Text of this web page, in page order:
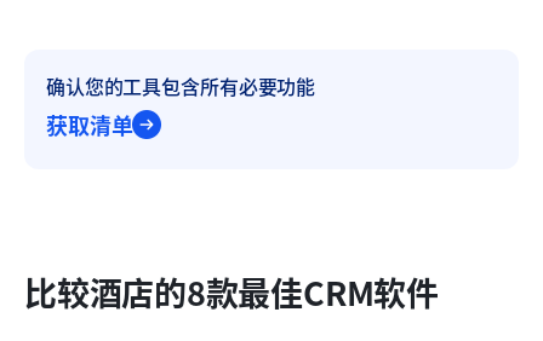
确认您的工具包含所有必要功能
获取清单
比较酒店的8款最佳CRM软件